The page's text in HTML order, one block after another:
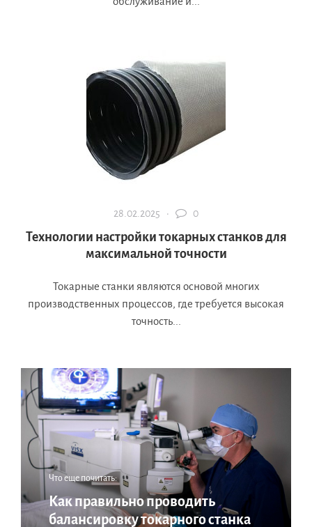
28.02.2025 · 0
Технологии настройки токарных станков для
максимальной точности
Токарные станки являются основой многих
производственных процессов, где требуется высокая
точность...
Что еще почитать:
Как правильно проводить
балансировку токарного станка